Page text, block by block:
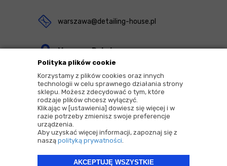
Polityka plików cookie
Korzystamy z plików cookies oraz innych
technologii w celu sprawnego działania strony
sklepu. Możesz zdecydować o tym, które
rodzaje plików chcesz wyłączyć.
Klikając w [ustawienia] dowiesz się więcej i w
razie potrzeby zmienisz swoje preferencje
urządzenia.
Aby uzyskać więcej informacji, zapoznaj się z
naszą polityką prywatności.
AKCEPTUJĘ WSZYSTKIE
warszawa@detailing-house.pl
Magazyn Rekcin
Nomos Sp. z o.o. sp.k.
ul. Agrestowa 1
83-010 Rekcin
2026 © Copyrights by |Detailing House